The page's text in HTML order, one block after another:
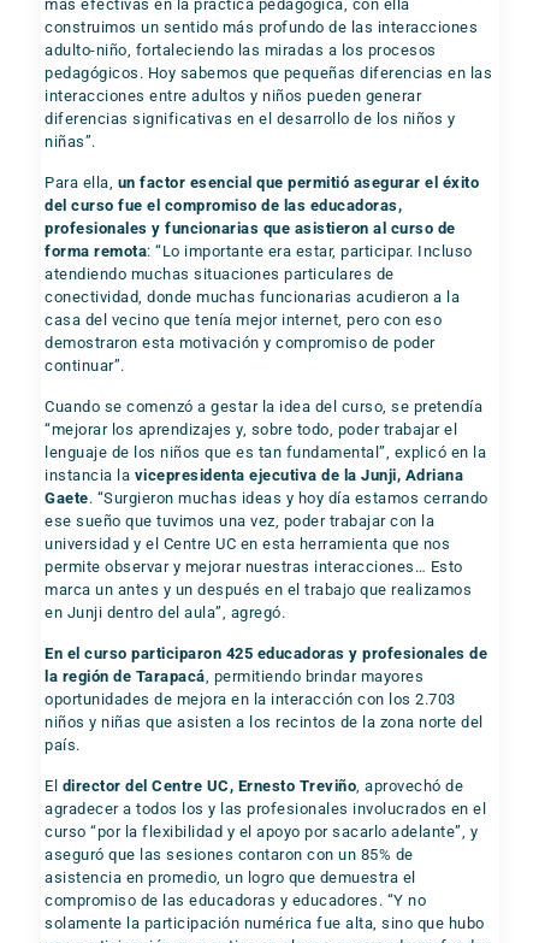
más efectivas en la práctica pedagógica, con ella
construimos un sentido más profundo de las interacciones
adulto-niño, fortaleciendo las miradas a los procesos
pedagógicos. Hoy sabemos que pequeñas diferencias en las
interacciones entre adultos y niños pueden generar
diferencias significativas en el desarrollo de los niños y
niñas”.
Para ella, un factor esencial que permitió asegurar el éxito
del curso fue el compromiso de las educadoras,
profesionales y funcionarias que asistieron al curso de
forma remota: “Lo importante era estar, participar. Incluso
atendiendo muchas situaciones particulares de
conectividad, donde muchas funcionarias acudieron a la
casa del vecino que tenía mejor internet, pero con eso
demostraron esta motivación y compromiso de poder
continuar”.
Cuando se comenzó a gestar la idea del curso, se pretendía
“mejorar los aprendizajes y, sobre todo, poder trabajar el
lenguaje de los niños que es tan fundamental”, explicó en la
instancia la vicepresidenta ejecutiva de la Junji, Adriana
Gaete. “Surgieron muchas ideas y hoy día estamos cerrando
ese sueño que tuvimos una vez, poder trabajar con la
universidad y el Centre UC en esta herramienta que nos
permite observar y mejorar nuestras interacciones… Esto
marca un antes y un después en el trabajo que realizamos
en Junji dentro del aula”, agregó.
En el curso participaron 425 educadoras y profesionales de
la región de Tarapacá , permitiendo brindar mayores
oportunidades de mejora en la interacción con los 2.703
niños y niñas que asisten a los recintos de la zona norte del
país.
El director del Centre UC, Ernesto Treviño , aprovechó de
agradecer a todos los y las profesionales involucrados en el
curso “por la flexibilidad y el apoyo por sacarlo adelante”, y
aseguró que las sesiones contaron con un 85% de
asistencia en promedio, un logro que demuestra el
compromiso de las educadoras y educadores. “Y no
solamente la participación numérica fue alta, sino que hubo